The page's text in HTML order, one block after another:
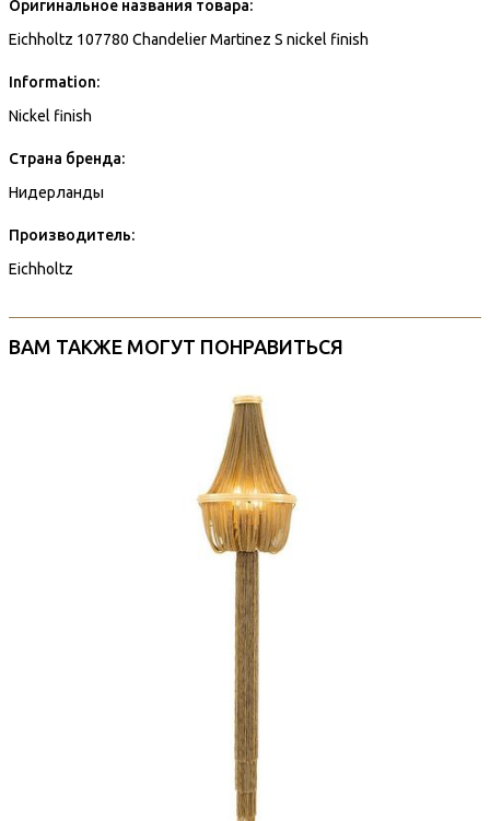
Оригинальное названия товара:
Eichholtz 107780 Chandelier Martinez S nickel finish
Information:
Nickel finish
Страна бренда:
Нидерланды
Производитель:
Eichholtz
ВАМ ТАКЖЕ МОГУТ ПОНРАВИТЬСЯ